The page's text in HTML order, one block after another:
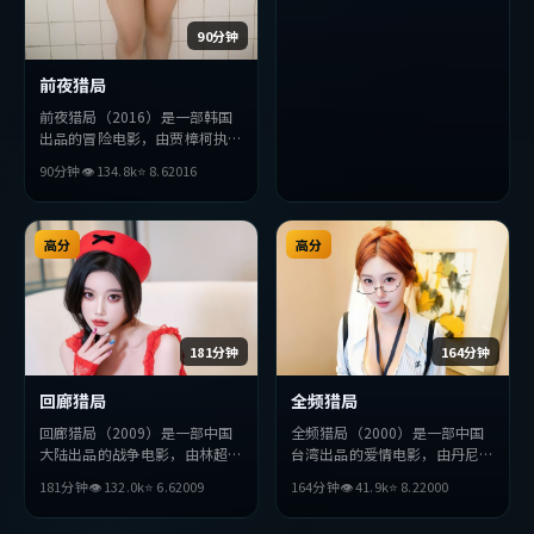
90分钟
前夜猎局
前夜猎局（2016）是一部韩国
出品的冒险电影，由贾樟柯执
主演。影片在叙事与视听上力求
突破，探讨人性与抉择，节奏张
弛有度，适合喜欢该类型的观众
完整观看。
90分钟👁134.8k⭐ 8.62016
181分钟
高分
回廊猎局
回廊猎局（2009）是一部中国
大陆出品的战争电影，由林超贤
主演。影片在叙事与视听上力求
突破，探讨人性与抉择，节奏张
181分钟👁132.0k⭐ 6.62009
164分钟
高分
全频猎局
全频猎局（2000）是一部中国
台湾出品的爱情电影，由丹尼斯
刘、张曼玉等主演。影片在叙事
与视听上力求突破，探讨人性与
164分钟👁41.9k⭐ 8.22000